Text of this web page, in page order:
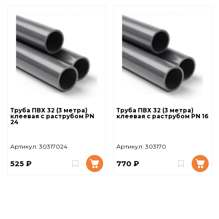
Труба ПВХ 32 (3 метра)
клеевая с раструбом PN
24
Артикул: 30317024
525 ₽
Труба ПВХ 32 (3 метра)
клеевая с раструбом PN 16
Артикул: 303170
770 ₽